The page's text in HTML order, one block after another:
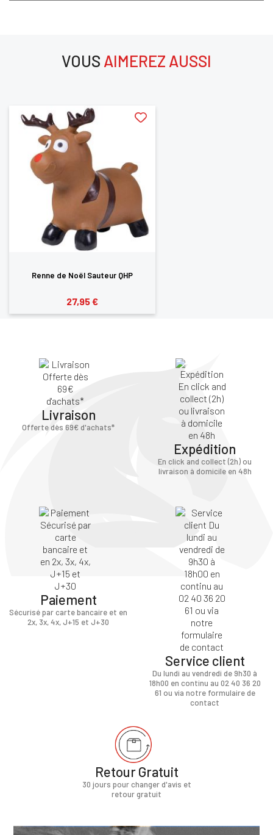
VOUS AIMEREZ AUSSI
Renne de Noël Sauteur QHP
27,95 €
Livraison
Offerte dès 69€ d'achats*
Expédition
En click and collect (2h) ou
livraison à domicile en 48h
Paiement
Sécurisé par carte bancaire et en
2x, 3x, 4x, J+15 et J+30
Service client
Du lundi au vendredi de 9h30 à
18h00 en continu au 02 40 36 20
61 ou via notre formulaire de
contact
Retour Gratuit
30 jours pour changer d'avis et
retour gratuit
CONNECTER